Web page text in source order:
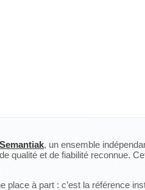
Semantiak, un ensemble
qualité et de fiabilité reconnue.
place à part : c’est la référence